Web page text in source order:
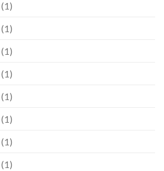
(1)
(1)
(1)
(1)
(1)
(1)
(1)
(1)